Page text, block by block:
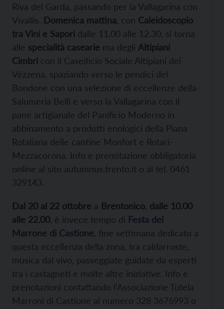
Riva del Garda, passando per la Vallagarina con
Vivallis. Domenica mattina , con Caleidoscopio
tra Vini e Sapori dalle 11.00 alle 12.30, si torna
alle specialità casearie ma degli Altipiani
Cimbri con il Caseificio Sociale Altipiani del
Vézzena, spaziando verso le pendici del
Bondone con una selezione di eccellenze della
Salumeria Belli e verso la Vallagarina con il
pane artigianale del Panificio Moderno in
abbinamento a prodotti enologici della Piana
Rotaliana delle cantine Monfort e Rotari-
Mezzacorona. Info e prenotazione obbligatoria
online al sito autumnus.trento.it o al tel. 0461
329143.
Dal 20 al 22 ottobre a Brentonico dalle 10.00
alle 22.00 , è invece tempo di Festa del
Marrone di Castione , fine settimana dedicato a
questa eccellenza della zona, tra caldarroste,
musica dal vivo, passeggiate guidate da esperti
tra i castagneti e molte altre iniziative. Info e
prenotazioni contattando l’Associazione Tutela
Marroni di Castione al numero 328 3676993 o